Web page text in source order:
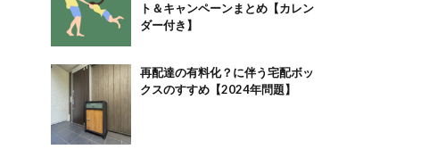
ト＆キャンペーンまとめ【カレン
ダー付き】
再配達の有料化？に伴う宅配ボッ
クスのすすめ【2024年問題】